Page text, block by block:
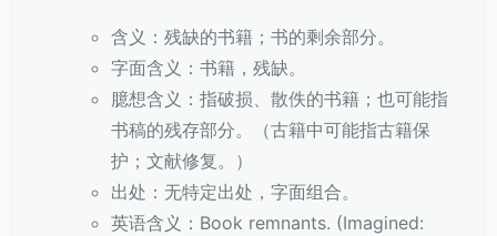
含义：残缺的书籍；书的剩余部分。
字面含义：书籍，残缺。
臆想含义：指破损、散佚的书籍；也可能指
书稿的残存部分。（古籍中可能指古籍保
护；文献修复。）
出处：无特定出处，字面组合。
英语含义：Book remnants. (Imagined: